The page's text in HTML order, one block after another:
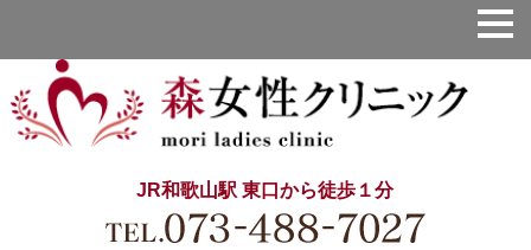
JR和歌山駅 東口から徒歩１分